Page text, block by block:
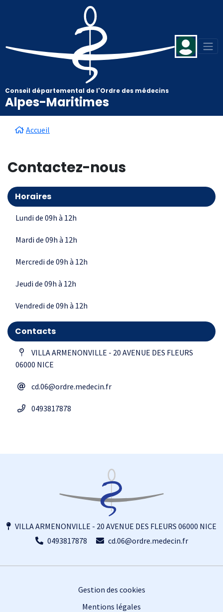
Aller au contenu principal
Conseil départemental de l'Ordre des médecins
Alpes-Maritimes
Fil d'Ariane
Accueil
Contactez-nous
Horaires
Lundi de 09h à 12h
Mardi de 09h à 12h
Mercredi de 09h à 12h
Jeudi de 09h à 12h
Vendredi de 09h à 12h
Contacts
VILLA ARMENONVILLE - 20 AVENUE DES FLEURS
06000 NICE
cd.06@ordre.medecin.fr
0493817878
VILLA ARMENONVILLE - 20 AVENUE DES FLEURS 06000 NICE
0493817878
cd.06@ordre.medecin.fr
Gestion des cookies
Mentions légales
Panneau de gestion des cookies